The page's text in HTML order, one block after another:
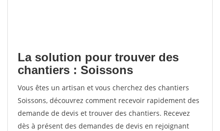
La solution pour trouver des
chantiers : Soissons
Vous êtes un artisan et vous cherchez des chantiers
Soissons, découvrez comment recevoir rapidement des
demande de devis et trouver des chantiers. Recevez
dès à présent des demandes de devis en rejoignant